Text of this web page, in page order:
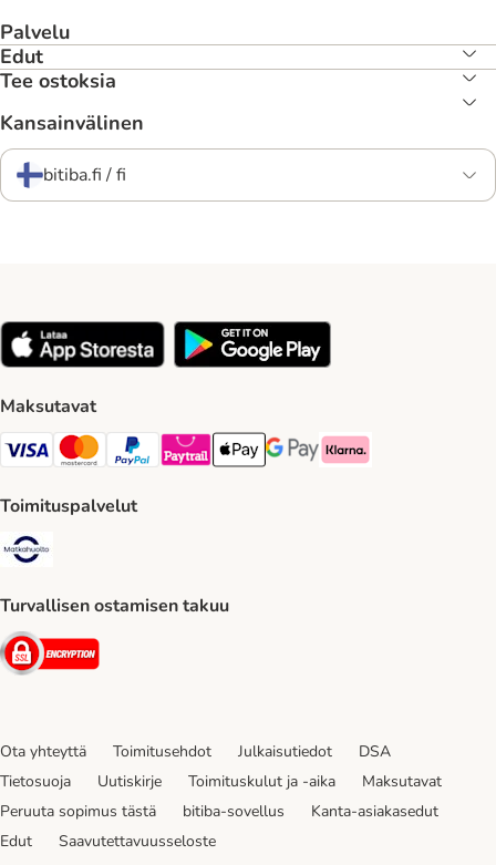
Palvelu
Edut
Tee ostoksia
Kansainvälinen
bitiba.fi / fi
Maksutavat
VISA Payment Method
Mastercard Payment Method
Paypal Payment Method
Paytrail Payment Method
Apple Pay Payment Method
Google Pay Payment Method
Klarna Payment Method
Toimituspalvelut
Turvallisen ostamisen takuu
Security
Ota yhteyttä Toimitusehdot Julkaisutiedot
DSA
Tietosuoja
Uutiskirje Toimituskulut ja -aika
Maksutavat
Peruuta sopimus tästä
bitiba-sovellus
Kanta-asiakasedut
Edut
Saavutettavuusseloste